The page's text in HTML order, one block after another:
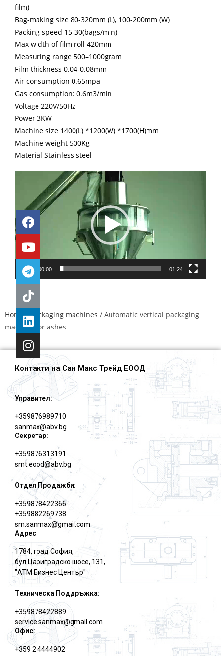
film)
Bag-making size 80-320mm (L), 100-200mm (W)
Packing speed 15-30(bags/min)
Max width of film roll 420mm
Measuring range 500–1000gram
Film thickness 0.04-0.08mm
Air consumption 0.65mpa
Gas consumption: 0.6m3/min
Voltage 220V/50Hz
Power 3KW
Machine size 1400(L) *1200(W) *1700(H)mm
Machine weight 500Kg
Material Stainless steel
00:00 01:24
Home/Packaging machines / Automatic vertical packaging
machine for ashes
Контакти на Сан Макс Трейд ЕООД
Управител:
+359876989710
sanmax@abv.bg
Секретар:
+359876313191
smt.eood@abv.bg
Отдел Продажби:
+359878422366
+359882269738
sm.sanmax@gmail.com
Адрес:
1784, град София,
бул.Цариградско шосе, 131,
"АТМ Бизнес Център"
Техническа Поддръжка:
+359878422889
service.sanmax@gmail.com
Офис:
+359 2 4444902